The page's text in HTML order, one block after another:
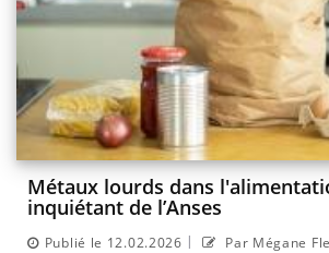
Métaux lourds dans
inquiétant de l’Anses
Publié le 12.02.2026 | Par Mégane